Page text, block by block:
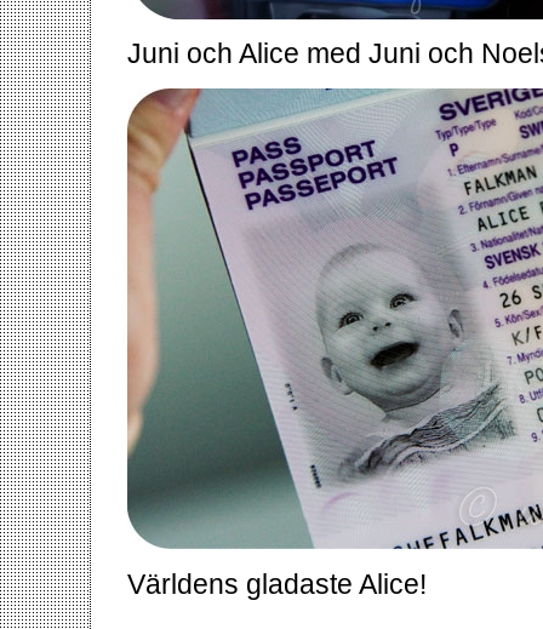
Juni och Alice med Juni och
Världens gladaste Alice!